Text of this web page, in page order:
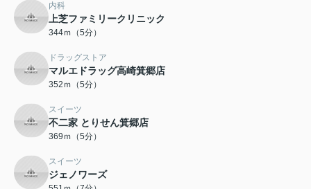
内科
上芝ファミリークリニック
344ｍ（5分）
ドラッグストア
マルエドラッグ高崎箕郷店
352ｍ（5分）
スイーツ
不二家 とりせん箕郷店
369ｍ（5分）
スイーツ
ジェノワーズ